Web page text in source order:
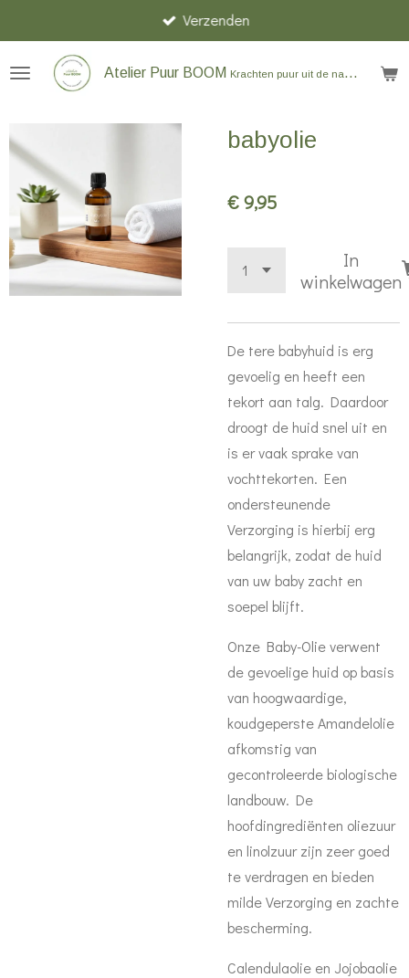
direct
naar
Atelier Puur BOOM Krachten puur uit de natuur
Verzenden
babyolie
€ 9,95
In
winkelwagen
De tere babyhuid is erg
gevoelig en heeft een
tekort aan talg. Daardoor
droogt de huid snel uit en
is er vaak sprake van
vochttekorten. Een
ondersteunende
Verzorging is hierbij erg
belangrijk, zodat de huid
van uw baby zacht en
soepel blijft.
Onze Baby-Olie verwent
de gevoelige huid op basis
van hoogwaardige,
koudgeperste Amandelolie
afkomstig van
gecontroleerde biologische
landbouw. De
hoofdingrediënten oliezuur
en linolzuur zijn zeer goed
te verdragen en bieden
milde Verzorging en zachte
bescherming.
Calendulaolie en Jojobaolie